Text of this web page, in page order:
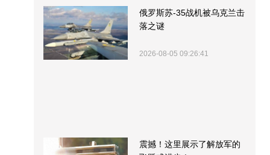
俄罗斯苏-35战机被乌克兰击
落之谜
2026-08-05 09:26:41
震撼！这里展示了解放军的